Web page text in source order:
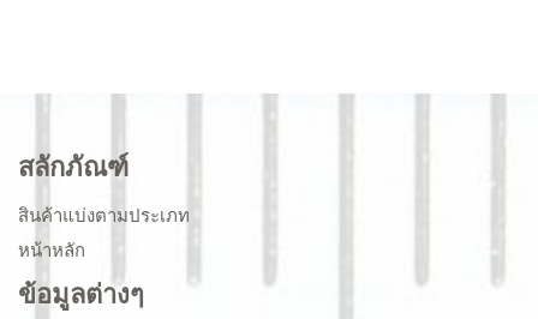
สลักภัณฑ์
สินค้าแบ่งตามประเภท
หน้าหลัก
ข้อมูลต่างๆ